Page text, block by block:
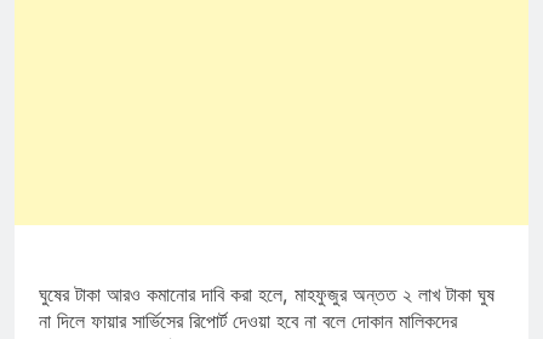
ঘুষের টাকা আরও কমানোর দাবি করা হলে, মাহফুজুর অন্তত ২ লাখ টাকা ঘুষ
না দিলে ফায়ার সার্ভিসের রিপোর্ট দেওয়া হবে না বলে দোকান মালিকদের